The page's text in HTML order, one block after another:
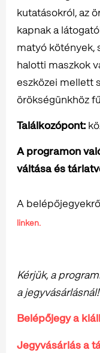
kutatásokról, az
kapnak a
matyó kötények,
halotti maszkok
eszközei mellett
örökségünkhöz
Találkozópont:
A programon
váltása és
A
linken.
Kérjük, a
a jegyvásárlásnál!
Belépőjegy a
Jegyvásárlás a